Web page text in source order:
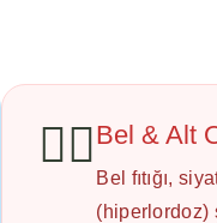
🧍‍♀️Bel & Alt
Bel fıtığı,
(hiperlordoz)